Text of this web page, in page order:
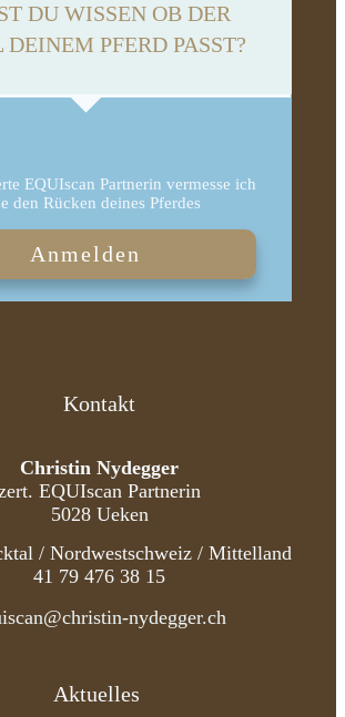
DU WISSEN OB DER
DEINEM PFERD PASST?
EQUIscan Partnerin vermesse ich
den Rücken deines Pferdes
Anmelden
Kontakt
Christin Nydegger
EQUIscan Partnerin
5028 Ueken
/ Nordwestschweiz / Mittelland
41 79 476 38 15
nydegger.ch
Aktuelles